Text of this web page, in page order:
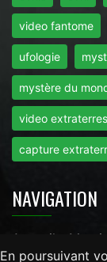
En poursuivant
video fantome
ufologie
mystère du
video
capture
NAVIGATION
Accueil